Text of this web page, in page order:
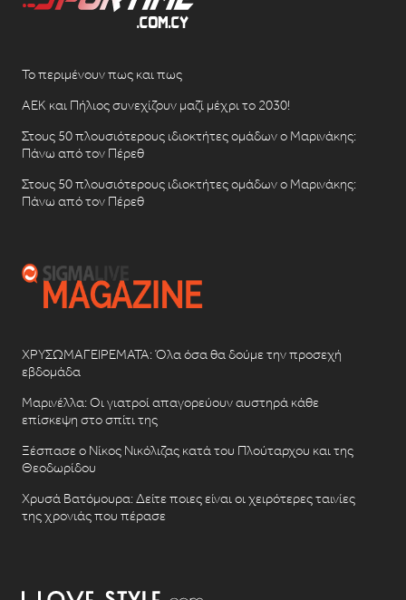
Το περιμένουν πως και πως
ΑΕΚ και Πήλιος συνεχίζουν μαζί μέχρι το 2030!
Στους 50 πλουσιότερους ιδιοκτήτες ομάδων ο Μαρινάκης:
Πάνω από τον Πέρεθ
Στους 50 πλουσιότερους ιδιοκτήτες ομάδων ο Μαρινάκης:
Πάνω από τον Πέρεθ
ΧΡΥΣΩΜΑΓΕΙΡΕΜΑΤΑ: Όλα όσα θα δούμε την προσεχή
εβδομάδα
Μαρινέλλα: Οι γιατροί απαγορεύουν αυστηρά κάθε
επίσκεψη στο σπίτι της
Ξέσπασε ο Νίκος Νικόλιζας κατά του Πλούταρχου και της
Θεοδωρίδου
Χρυσά Βατόμουρα: Δείτε ποιες είναι οι χειρότερες ταινίες
της χρονιάς που πέρασε